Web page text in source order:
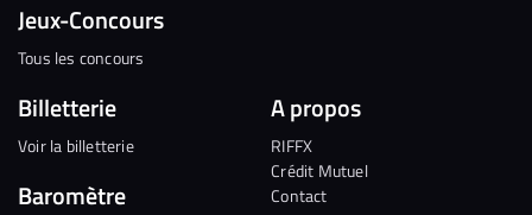
Jeux-Concours
Tous les concours
Billetterie
Voir la billetterie
Baromètre
A propos
RIFFX
Crédit Mutuel
Contact